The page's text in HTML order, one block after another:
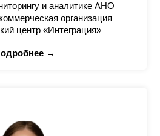
и аналитике АНО
организация
центр «Интеграция»
→